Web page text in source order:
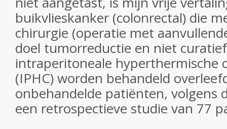
buikvlieskanker (colonrectal) die
chirurgie (operatie met
doel tumorreductie en niet
intraperitoneale hyperthermische
(IPHC) worden behandeld
onbehandelde patiënten, volgens
een retrospectieve studie van 77